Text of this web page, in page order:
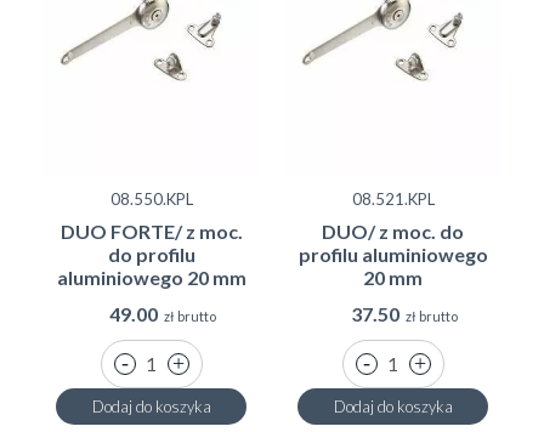
WIELOFUNKCYJNOŚĆ I PEŁNA REGULACJA
PODNOŚNIKÓW
08.550.KPL
DUO FORTE/ z moc.
do profilu
aluminiowego 20 mm
49.00 zł brutto
Dodaj do koszyka
08.521.KPL
DUO/ z moc. do
profilu aluminiowego
20 mm
37.50 zł brutto
Dodaj do koszyka